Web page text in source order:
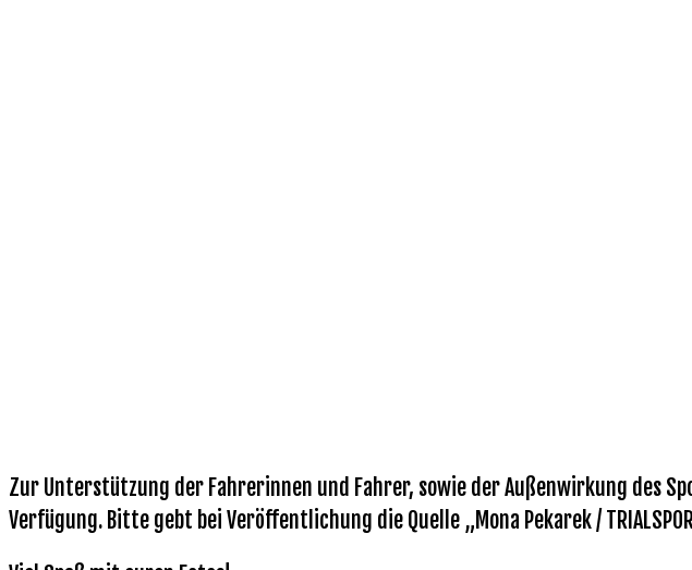
Zur Unterstützung der Fahrerinnen und Fahrer, sowie der Außenwirkung des
Verfügung. Bitte gebt bei Veröffentlichung die Quelle „Mona Pekarek /